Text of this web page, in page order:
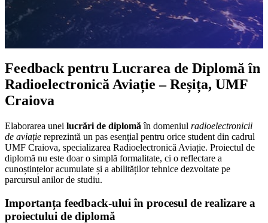
Feedback pentru Lucrarea de Diplomă în
Radioelectronică Aviație – Reșița, UMF
Craiova
Elaborarea unei lucrări de diplomă în domeniul radioelectronicii
de aviație reprezintă un pas esențial pentru orice student din cadrul
UMF Craiova, specializarea Radioelectronică Aviație. Proiectul de
diplomă nu este doar o simplă formalitate, ci o reflectare a
cunoștințelor acumulate și a abilităților tehnice dezvoltate pe
parcursul anilor de studiu.
Importanța feedback-ului în procesul de realizare a
proiectului de diplomă